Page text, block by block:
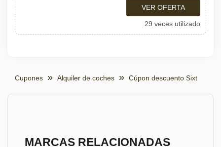
VER OFERTA
29 veces utilizado
Cupones Alquiler de coches Cúpon descuento Sixt
MARCAS RELACIONADAS